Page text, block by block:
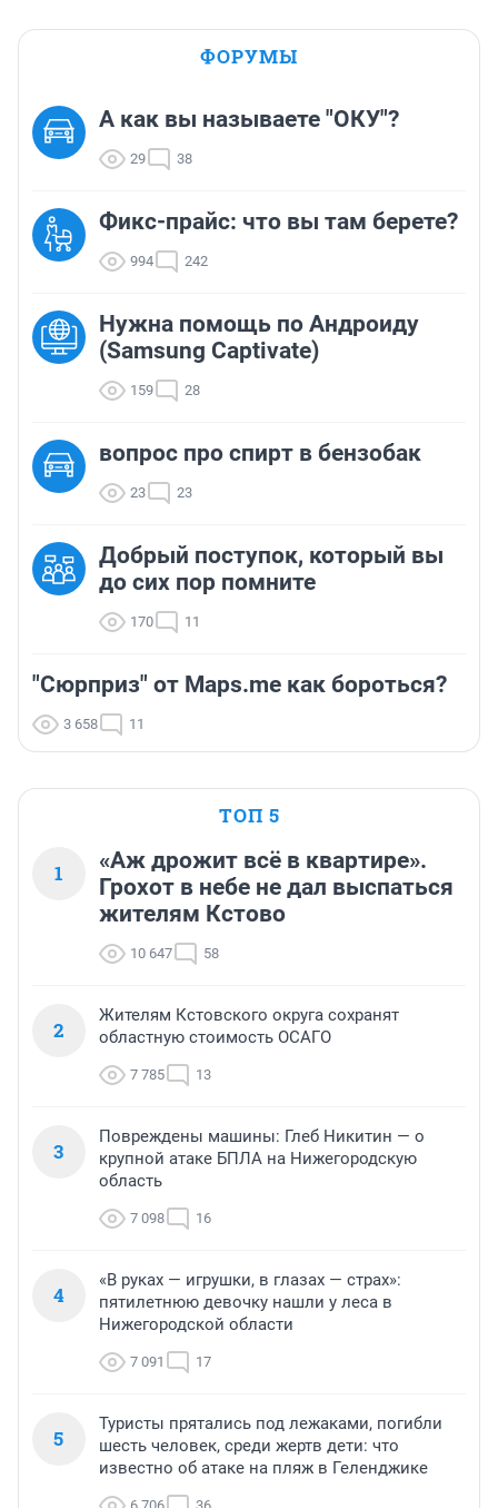
ФОРУМЫ
А как вы называете "ОКУ"?
29 38
Фикс-прайс: что вы там берете?
994 242
Нужна помощь по Андроиду
(Samsung Captivate)
159 28
вопрос про спирт в бензобак
23 23
Добрый поступок, который вы
до сих пор помните
170 11
"Сюрприз" от Maps.me как бороться?
3 658 11
ТОП 5
1
«Аж дрожит всё в квартире».
Грохот в небе не дал выспаться
жителям Кстово
10 647 58
2
Жителям Кстовского округа сохранят
областную стоимость ОСАГО
7 785 13
3
Повреждены машины: Глеб Никитин — о
крупной атаке БПЛА на Нижегородскую
область
7 098 16
4
«В руках — игрушки, в глазах — страх»:
пятилетнюю девочку нашли у леса в
Нижегородской области
7 091 17
5
Туристы прятались под лежаками, погибли
шесть человек, среди жертв дети: что
известно об атаке на пляж в Геленджике